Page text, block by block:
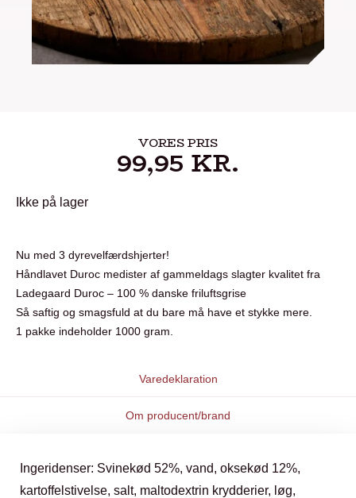
VORES PRIS
99,95 KR.
Ikke på lager
Nu med 3 dyrevelfærdshjerter!
Håndlavet Duroc medister af gammeldags slagter kvalitet fra
Ladegaard Duroc – 100 % danske friluftsgrise
Så saftig og smagsfuld at du bare må have et stykke mere.
1 pakke indeholder 1000 gram.
Varedeklaration
Om producent/brand
Ingeridenser: Svinekød 52%, vand, oksekød 12%,
kartoffelstivelse, salt, maltodextrin krydderier, løg,